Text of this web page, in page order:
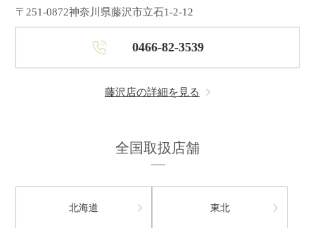
〒251-0872神奈川県藤沢市立石1-2-12
0466-82-3539
藤沢店の詳細を見る
全国取扱店舗
北海道 東北